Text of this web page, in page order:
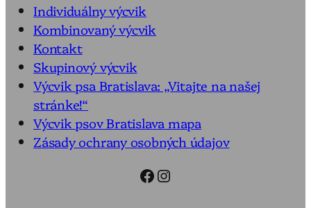
Individuálny výcvik
Kombinovaný výcvik
Kontakt
Skupinový výcvik
Výcvik psa Bratislava: „Vitajte na našej
stránke!“
Výcvik psov Bratislava mapa
Zásady ochrany osobných údajov
Facebook Instagram